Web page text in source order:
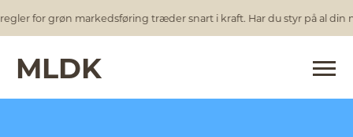
for grøn markedsføring træder snart i kraft. Har du styr på al din
MLDK